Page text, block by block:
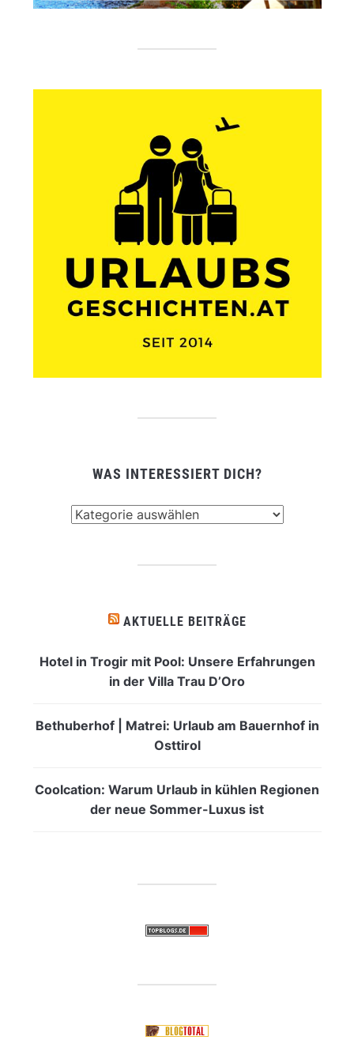
WAS INTERESSIERT DICH?
AKTUELLE BEITRÄGE
Hotel in Trogir mit Pool: Unsere Erfahrungen
in der Villa Trau D’Oro
Bethuberhof | Matrei: Urlaub am Bauernhof in
Osttirol
Coolcation: Warum Urlaub in kühlen Regionen
der neue Sommer-Luxus ist